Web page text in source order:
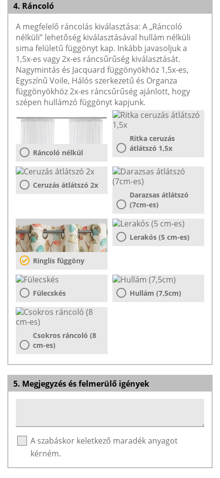
4. Ráncoló
A megfelelő ráncolás kiválasztása: A „Ráncoló
nélküli” lehetőség kiválasztásával hullám nélküli
sima felületű függönyt kap. Inkább javasoljuk a
1,5x-es vagy 2x-es ráncsűrűség kiválasztását.
Nagymintás és Jacquard függönyökhöz 1,5x-es,
Egyszínű Voile, Hálós szerkezetű és Organza
függönyökhöz 2x-es ráncsűrűség ajánlott, hogy
szépen hullámzó függönyt kapjunk.
Ráncoló nélkül
Ritka ceruzás
átlátszó 1,5x
Ceruzás átlátszó 2x
Darazsas átlátszó
(7cm-es)
Ringlis függöny
Lerakós (5 cm-es)
Fülecskés Hullám (7,5cm)
Csokros ráncoló (8
cm-es)
5. Megjegyzés és felmerülő igények
A szabáskor keletkező maradék anyagot
kérném.